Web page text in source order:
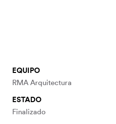
EQUIPO
RMA Arquitectura
ESTADO
Finalizado